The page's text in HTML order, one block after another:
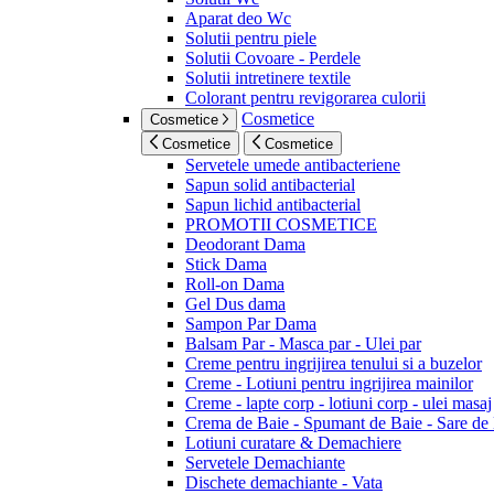
Aparat deo Wc
Solutii pentru piele
Solutii Covoare - Perdele
Solutii intretinere textile
Colorant pentru revigorarea culorii
Cosmetice Cosmetice
Cosmetice Cosmetice
Servetele umede antibacteriene
Sapun solid antibacterial
Sapun lichid antibacterial
PROMOTII COSMETICE
Deodorant Dama
Stick Dama
Roll-on Dama
Gel Dus dama
Sampon Par Dama
Balsam Par - Masca par - Ulei par
Creme pentru ingrijirea tenului si a buzelor
Creme - Lotiuni pentru ingrijirea mainilor
Creme - lapte corp - lotiuni corp - ulei masaj
Crema de Baie - Spumant de Baie - Sare de
Lotiuni curatare & Demachiere
Servetele Demachiante
Dischete demachiante - Vata